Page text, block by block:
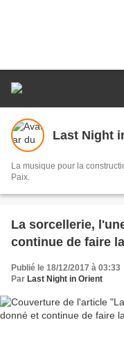
Last Night
La musique pour la
Paix.
La sorcellerie,
continue de faire
Publié le 18/12/2017 à 03:33
Par Last Night in Orient